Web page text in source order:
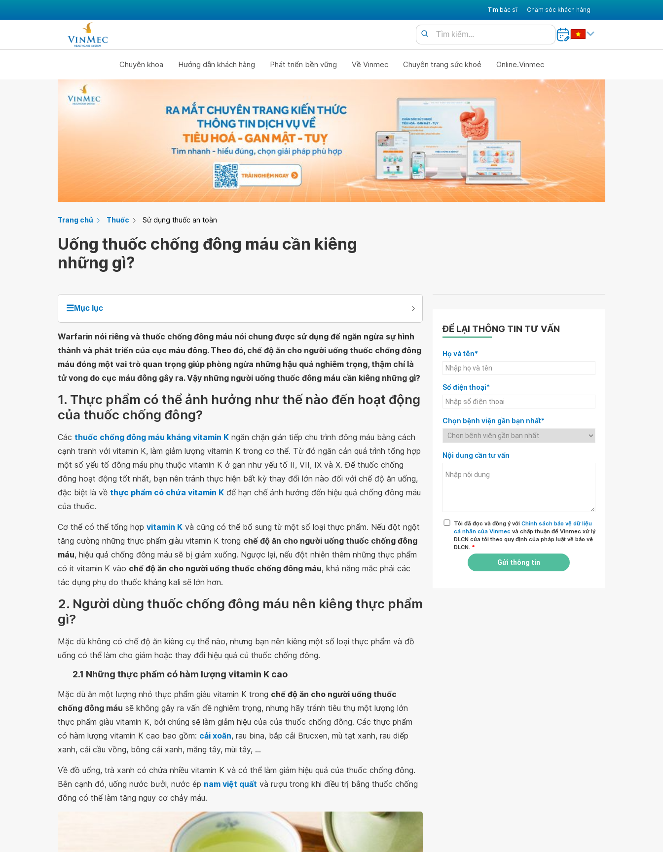
Tìm bác sĩ Chăm sóc khách hàng
Chuyên khoa Hướng dẫn khách hàng Phát triển bền vững Về Vinmec Chuyên trang sức khoẻ Online.Vinmec
Trang chủ Thuốc Sử dụng thuốc an toàn
Uống thuốc chống đông máu cần kiêng
những gì?
☰Mục lục
Warfarin nói riêng và thuốc chống đông máu nói chung được sử dụng để ngăn ngừa sự hình
thành và phát triển của cục máu đông. Theo đó, chế độ ăn cho người uống thuốc chống đông
máu đóng một vai trò quan trọng giúp phòng ngừa những hậu quả nghiêm trọng, thậm chí là
tử vong do cục máu đông gây ra. Vậy những người uống thuốc đông máu cần kiêng những gì?
1. Thực phẩm có thể ảnh hưởng như thế nào đến hoạt động
của thuốc chống đông?
Các thuốc chống đông máu kháng vitamin K ngăn chặn gián tiếp chu trình đông máu bằng cách
cạnh tranh với vitamin K, làm giảm lượng vitamin K trong cơ thể. Từ đó ngăn cản quá trình tổng hợp
một số yếu tố đông máu phụ thuộc vitamin K ở gan như yếu tố II, VII, IX và X. Để thuốc chống
đông hoạt động tốt nhất, bạn nên tránh thực hiện bất kỳ thay đổi lớn nào đối với chế độ ăn uống,
đặc biệt là về thực phẩm có chứa vitamin K để hạn chế ảnh hưởng đến hiệu quả chống đông máu
của thuốc.
Cơ thể có thể tổng hợp vitamin K và cũng có thể bổ sung từ một số loại thực phẩm. Nếu đột ngột
tăng cường những thực phẩm giàu vitamin K trong chế độ ăn cho người uống thuốc chống đông
máu, hiệu quả chống đông máu sẽ bị giảm xuống. Ngược lại, nếu đột nhiên thêm những thực phẩm
có ít vitamin K vào chế độ ăn cho người uống thuốc chống đông máu, khả năng mắc phải các
tác dụng phụ do thuốc kháng kali sẽ lớn hơn.
2. Người dùng thuốc chống đông máu nên kiêng thực phẩm
gì?
Mặc dù không có chế độ ăn kiêng cụ thể nào, nhưng bạn nên kiêng một số loại thực phẩm và đồ
uống có thể làm cho giảm hoặc thay đổi hiệu quả củ thuốc chống đông.
2.1 Những thực phẩm có hàm lượng vitamin K cao
Mặc dù ăn một lượng nhỏ thực phẩm giàu vitamin K trong chế độ ăn cho người uống thuốc
chống đông máu sẽ không gây ra vấn đề nghiêm trọng, nhưng hãy tránh tiêu thụ một lượng lớn
thực phẩm giàu vitamin K, bởi chúng sẽ làm giảm hiệu của của thuốc chống đông. Các thực phẩm
có hàm lượng vitamin K cao bao gồm: cải xoăn, rau bina, bắp cải Brucxen, mù tạt xanh, rau diếp
xanh, cải cầu vồng, bông cải xanh, măng tây, mùi tây, ...
Về đồ uống, trà xanh có chứa nhiều vitamin K và có thể làm giảm hiệu quả của thuốc chống đông.
Bên cạnh đó, uống nước bưởi, nước ép nam việt quất và rượu trong khi điều trị bằng thuốc chống
đông có thể làm tăng nguy cơ chảy máu.
ĐỂ LẠI THÔNG TIN TƯ VẤN
Họ và tên*
Số điện thoại*
Chọn bệnh viện gần bạn nhất*
Nội dung cần tư vấn
Tôi đã đọc và đồng ý với Chính sách bảo vệ dữ liệu
cá nhân của Vinmec và chấp thuận để Vinmec xử lý
DLCN của tôi theo quy định của pháp luật về bảo vệ
DLCN. *
Gửi thông tin